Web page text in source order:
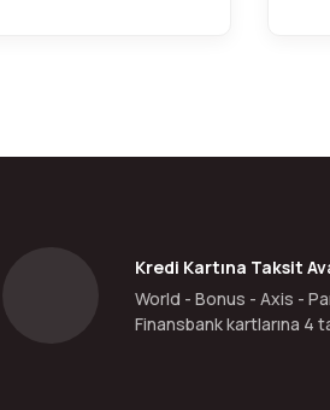
Kredi Kartına Taksit
World - Bonus - Axis -
Finansbank kartlarına 4